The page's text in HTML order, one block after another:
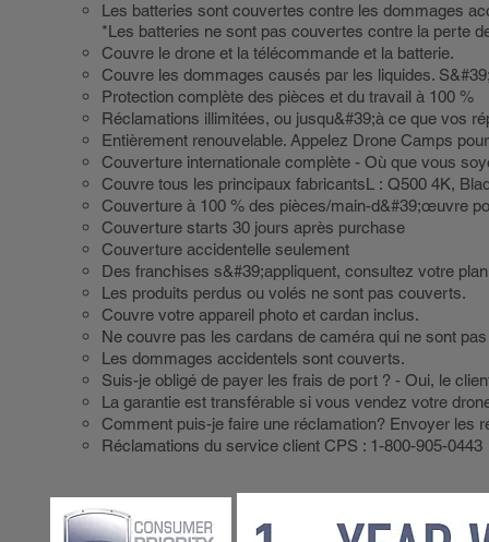
Les batteries sont couvertes contre les dommages
*Les batteries ne sont pas couvertes contre la perte
Couvre le drone et la télécommande et la batterie.
Couvre les dommages causés par les liquides.
Protection complète des pièces et du travail à 100 %
Réclamations illimitées, ou jusqu&#39;à ce que vos
Entièrement renouvelable. Appelez Drone Camps
Couverture internationale complète - Où que vous
Couvre tous les principaux fabricantsL : Q500 4K,
Couverture à 100 % des pièces/main-d&#39;œuvre
Couverture starts 30 jours après purchase
Couverture accidentelle seulement
Des franchises s&#39;appliquent, consultez votre
Les produits perdus ou volés ne sont pas couverts.
Couvre votre appareil photo et cardan inclus.
Ne couvre pas les cardans de caméra qui ne sont
Les dommages accidentels sont couverts.
Suis-je obligé de payer les frais de port ? - Oui, le
La garantie est transférable si vous vendez votre
Comment puis-je faire une réclamation? Envoyer les
Réclamations du service client CPS : 1-800-905-0443